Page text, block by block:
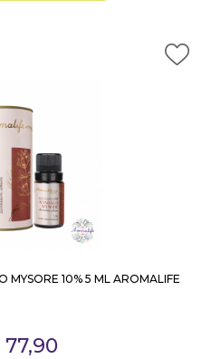
MYSORE 10% 5 ML AROMALIFE
77,90